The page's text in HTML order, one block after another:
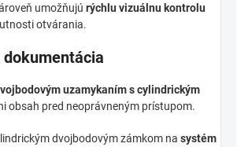
umožňujú rýchlu vizuálnu kontrolu
otvárania.
uzamykaním s cylindrickým
obsah pred neoprávneným prístupom.
dvojbodovým zámkom na systém